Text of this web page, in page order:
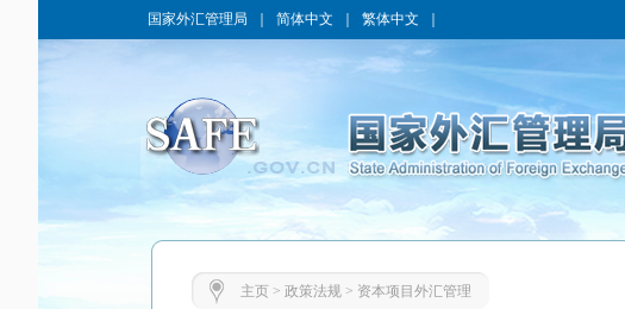
国家外汇管理局 简体中文 繁体中文
主页> 政策法规> 资本项目外汇管理